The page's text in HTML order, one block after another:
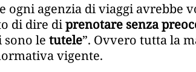
ogni agenzia di viaggi avrebbe
di dire diprenotare senza
le tutele”. Ovvero tutta la
vigente.